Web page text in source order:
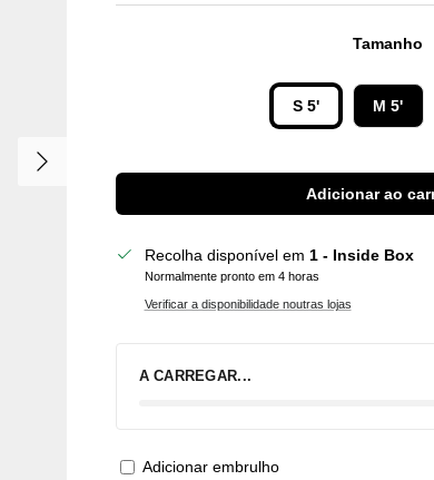
Seguinte
Tamanho
S 5' M 5'
Adicionar ao
Recolha disponível em 1 - Inside Box
Normalmente pronto em 4 horas
Verificar a disponibilidade noutras lojas
A CARREGAR...
Adicionar embrulho